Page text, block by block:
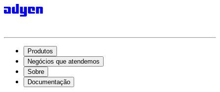
Produtos
Negócios que atendemos
Sobre
Documentação